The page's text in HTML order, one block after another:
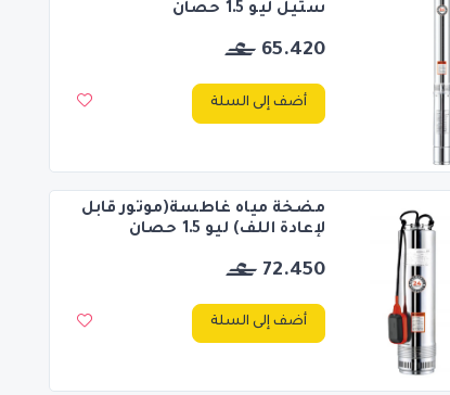
ستيل ليو 1.5 حصان
65.420
أضف إلى السلة
مضخة مياه غاطسة(موتور قابل
لإعادة اللف) ليو 1.5 حصان
72.450
أضف إلى السلة